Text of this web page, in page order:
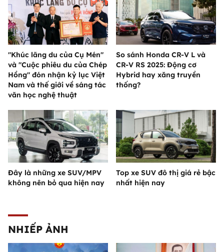
"Khúc lãng du của Cụ Mén"
và "Cuộc phiêu du của Chép
Hồng" đón nhận kỷ lục Việt
Nam và thế giới về sáng tác
văn học nghệ thuật
So sánh Honda CR-V L và
CR-V RS 2025: Động cơ
Hybrid hay xăng truyền
thống?
Đây là những xe SUV/MPV
không nên bỏ qua hiện nay
Top xe SUV đô thị giá rẻ bậc
nhất hiện nay
NHIẾP ẢNH